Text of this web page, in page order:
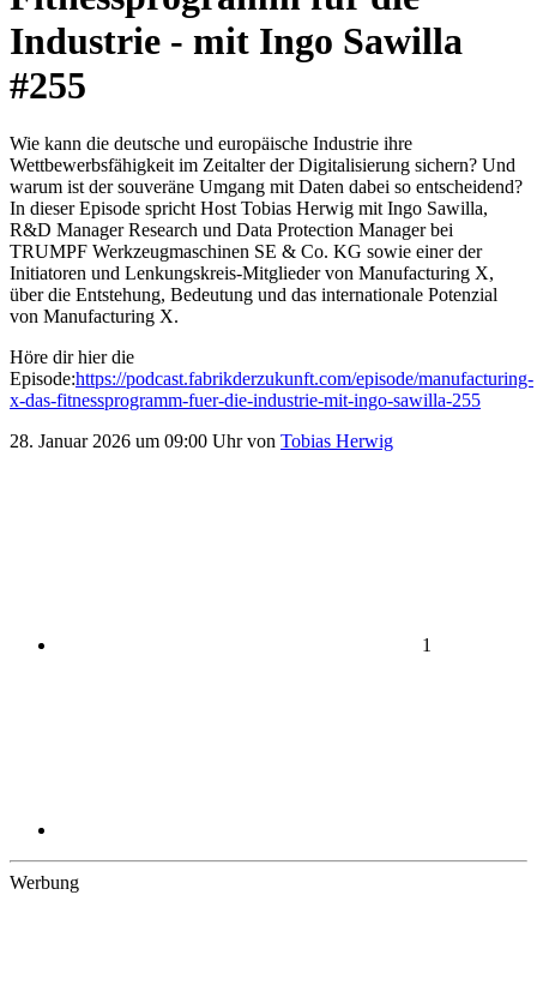
Industrie - mit Ingo Sawilla
#255
Wie kann die deutsche und europäische Industrie ihre
Wettbewerbsfähigkeit im Zeitalter der Digitalisierung sichern? Und
warum ist der souveräne Umgang mit Daten dabei so entscheidend?
In dieser Episode spricht Host Tobias Herwig mit Ingo Sawilla,
R&D Manager Research und Data Protection Manager bei
TRUMPF Werkzeugmaschinen SE & Co. KG sowie einer der
Initiatoren und Lenkungskreis-Mitglieder von Manufacturing X,
über die Entstehung, Bedeutung und das internationale Potenzial
von Manufacturing X.
Höre dir hier die
Episode:https://podcast.fabrikderzukunft.com/episode/manufacturing-
x-das-fitnessprogramm-fuer-die-industrie-mit-ingo-sawilla-255
28. Januar 2026 um 09:00 Uhr von Tobias Herwig
1
Werbung